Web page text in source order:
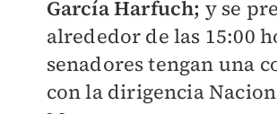
García Harfuch; y se
alrededor de las 15:00
senadores tengan una
con la dirigencia